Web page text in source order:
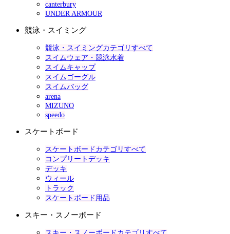
canterbury
UNDER ARMOUR
競泳・スイミング
競泳・スイミングカテゴリすべて
スイムウェア・競泳水着
スイムキャップ
スイムゴーグル
スイムバッグ
arena
MIZUNO
speedo
スケートボード
スケートボードカテゴリすべて
コンプリートデッキ
デッキ
ウィール
トラック
スケートボード用品
スキー・スノーボード